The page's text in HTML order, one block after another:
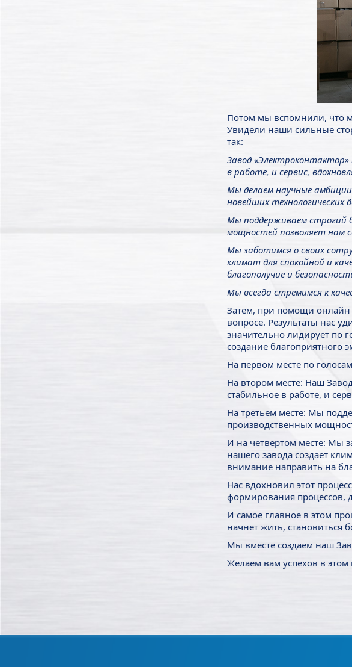
Потом мы вспомнили, что
Увидели наши сильные
так:
Завод
в работе, и сервис,
Мы делаем научные
новейших технологических
Мы поддерживаем строгий
мощностей позволяет нам
Мы заботимся о своих
климат для спокойной и
благополучие и
Мы всегда стремимся к
Затем, при помощи онлайн
вопросе. Результаты нас
значительно лидирует по
создание благоприятного
На первом месте по
На втором месте: Наш
стабильное в работе, и
На третьем месте: Мы
производственных
И на четвертом месте: Мы
нашего завода создает
внимание направить на
Нас вдохновил этот
формирования процессов,
И самое главное в этом
начнет жить,
Мы вместе создаем наш
Желаем вам успехов в